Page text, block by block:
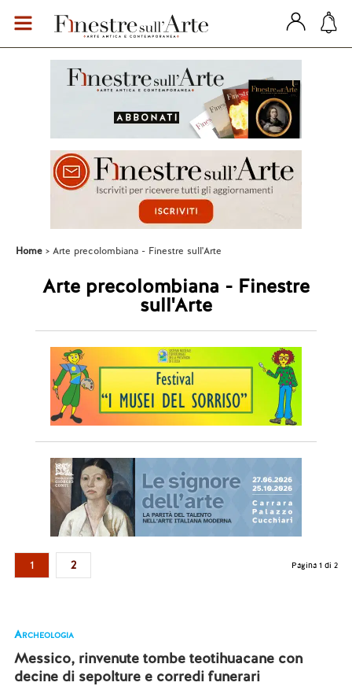
Home Arte precolombiana - Finestre sull'Arte
Arte precolombiana - Finestre
sull'Arte
1 2 Pagina 1 di 2
Archeologia
Messico, rinvenute tombe teotihuacane con
decine di sepolture e corredi funerari